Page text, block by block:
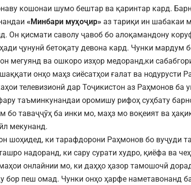
кошонаи шумо бештар ва қаринтар кард.
«Минбари муҳоҷир» аз тариқи ин шабакаи
Он қисмати саволу ҷавоб бо алоқамандону
ҷунунӣ бетоқату девона кард. Чунки мардум
мегуянд ва ошкоро изҳор медоранд,ки
онҳо маҳз сиёсатҳои ғалат ва нодурусти
телевизионӣ дар Тоҷикистон аз Раҳмонов ба
таъминкунандаи оромишу рифоҳ суҳбату
бо таваҷҷӯҳ ба инки мо, маҳз мо воқеият ва
мекунанд.
шоҳидед, ки тарафдорони Раҳмонов бо вуҷуди
надоранд, ки сару сурати худро, қиёфа ва
онлайнии мо, ки даҳҳо ҳазор тамошочӣ
бор пеш омад. Чунки онҳо ҳарфе наметавонанд